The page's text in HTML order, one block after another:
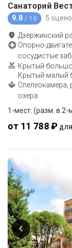
Санаторий
9.8 / 10 5
Дзержинский
Опорно-
сосудистые
Крытый
Крытый малый
Спелеокамера,
озера
1-мест. (разм. в 2-
от 11 788 ₽